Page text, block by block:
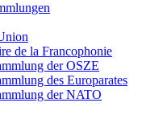
de la Francophonie
der OSZE
des Europarates
der NATO